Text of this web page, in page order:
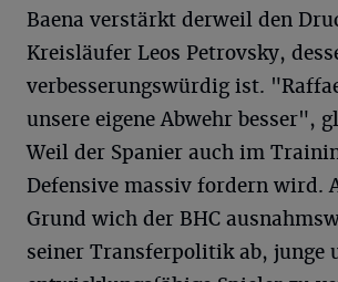
Baena verstärkt derweil den
Kreisläufer Leos Petrovsky,
verbesserungswürdig ist.
unsere eigene Abwehr besser",
Weil der Spanier auch im
Defensive massiv fordern wird.
Grund wich der BHC
seiner Transferpolitik ab, junge